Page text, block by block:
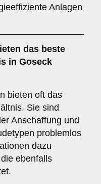
Anlagen
das beste
in Goseck
bieten oft das
Sie sind
Anschaffung und
problemlos
dazu
ebenfalls